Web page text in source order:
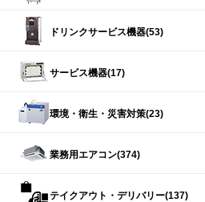
ドリンクサービス機器(53)
サービス機器(17)
環境・衛生・災害対策(23)
業務用エアコン(374)
テイクアウト・デリバリー(137)